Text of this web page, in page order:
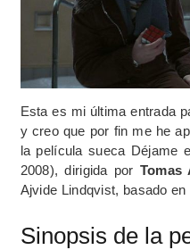
Esta es mi última entrada
y creo que por fin me he
la película sueca Déjame
2008), dirigida por Tomas
Ajvide Lindqvist, basado
Sinopsis de la